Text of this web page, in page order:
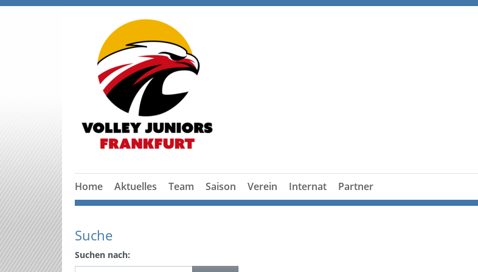
Home Aktuelles Team Saison Verein Internat Partner
Suche
Suchen nach: